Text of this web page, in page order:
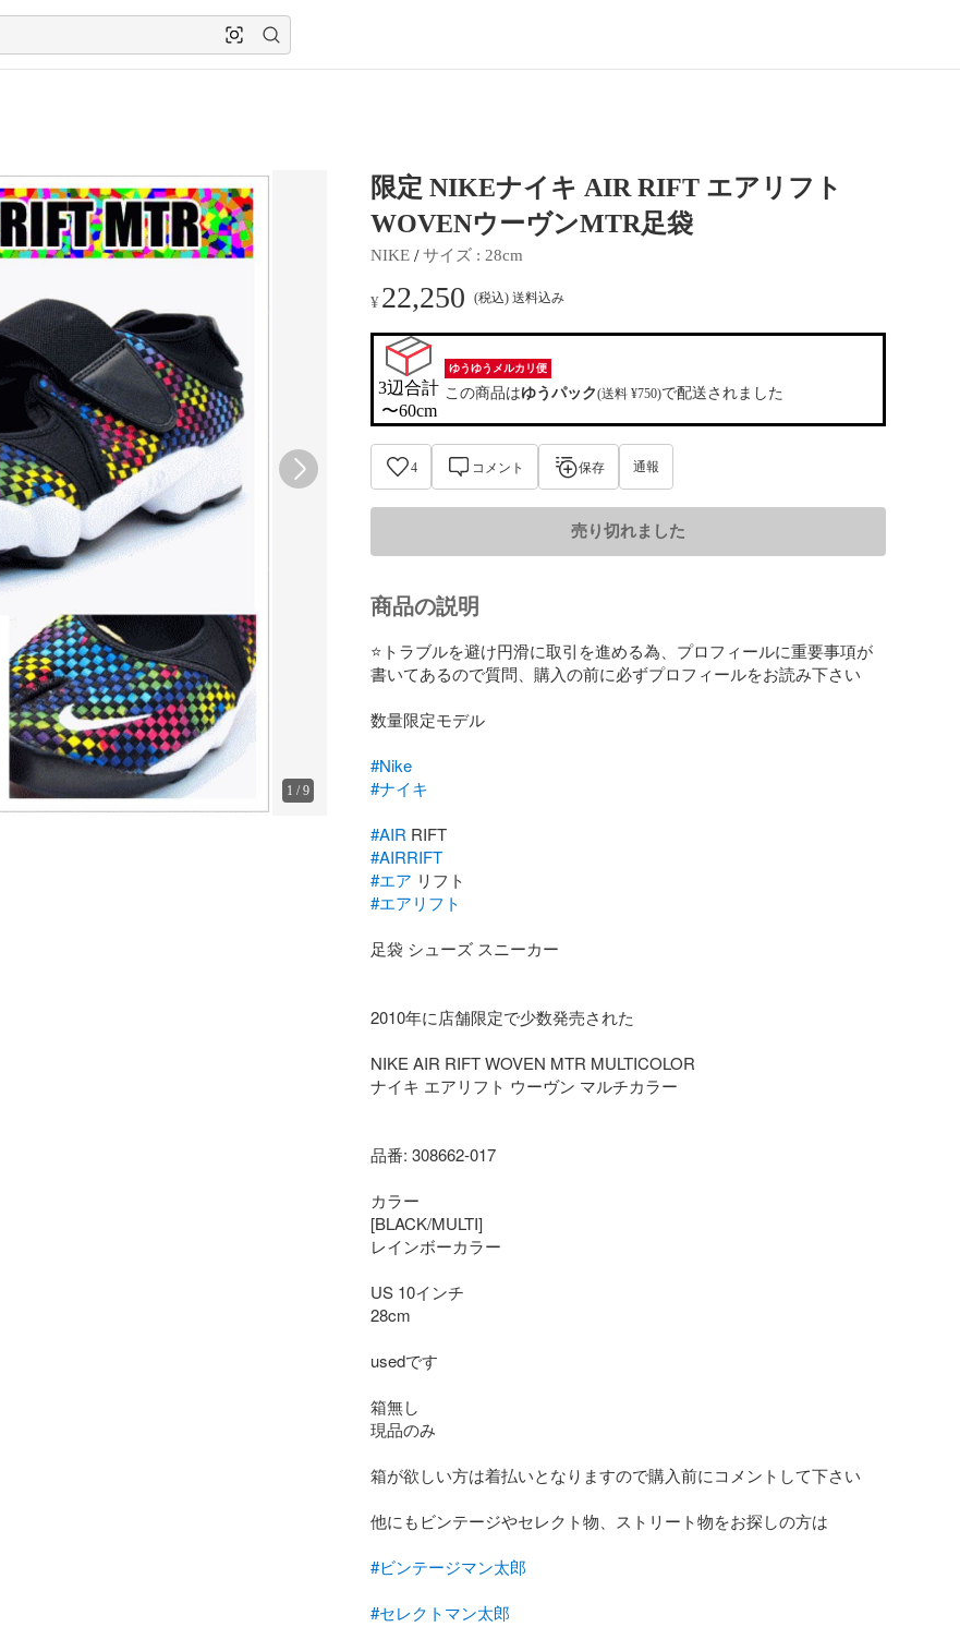
1 /9
限定 NIKEナイキ AIR RIFT エアリフト
WOVENウーヴンMTR足袋
NIKE / サイズ : 28cm
¥ 22,250 (税込) 送料込み
3辺合計
〜60cm
ゆうゆうメルカリ便
この商品はゆうパック(送料 ¥750)で配送されました
4 コメント 保存 通報
売り切れました
商品の説明
⭐️トラブルを避け円滑に取引を進める為、プロフィールに重要事項が
書いてあるので質問、購入の前に必ずプロフィールをお読み下さい
数量限定モデル
#Nike
#ナイキ
#AIR
RIFT
#AIRRIFT
#エア
#エアリフト
足袋 シューズ スニーカー
2010年に店舗限定で少数発売された
NIKE AIR RIFT WOVEN MTR MULTICOLOR
ナイキ エアリフト ウーヴン マルチカラー
品番: 308662-017
カラー
[BLACK/MULTI]
レインボーカラー
US 10インチ
28cm
usedです
箱無し
現品のみ
箱が欲しい方は着払いとなりますので購入前にコメントして下さい
他にもビンテージやセレクト物、ストリート物をお探しの方は
#ビンテージマン太郎
#セレクトマン太郎